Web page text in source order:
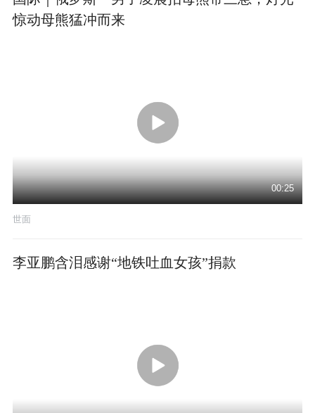
惊动母熊猛冲而来
00:25
世面
李亚鹏含泪感谢“地铁吐血女孩”捐款